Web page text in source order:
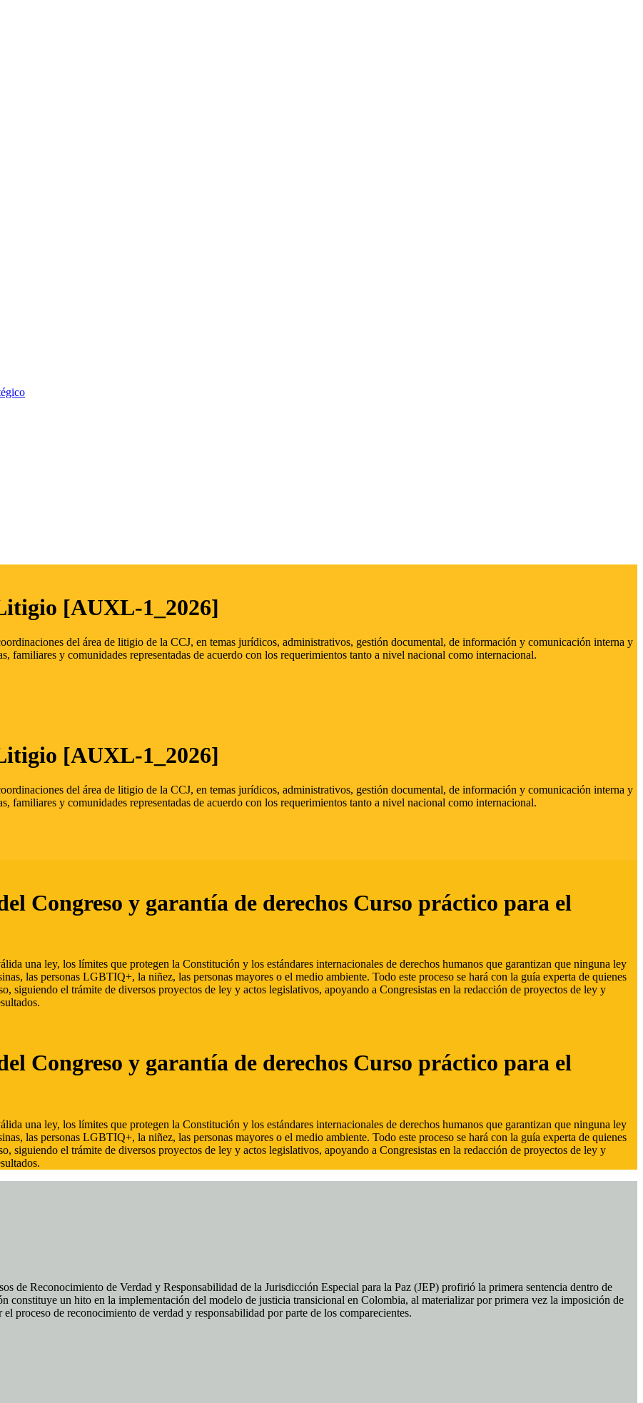
[AUXL-1_2026]
del área de litigio de la CCJ, en temas jurídicos, administrativos, gestión documental, de información y comunicación interna y
familiares y comunidades representadas de acuerdo con los requerimientos tanto a nivel nacional como internacional.
[AUXL-1_2026]
del área de litigio de la CCJ, en temas jurídicos, administrativos, gestión documental, de información y comunicación interna y
familiares y comunidades representadas de acuerdo con los requerimientos tanto a nivel nacional como internacional.
Congreso y garantía de derechos Curso práctico para el
una ley, los límites que protegen la Constitución y los estándares internacionales de derechos humanos que garantizan que ninguna ley
las personas LGBTIQ+, la niñez, las personas mayores o el medio ambiente. Todo este proceso se hará con la guía experta de quienes
siguiendo el trámite de diversos proyectos de ley y actos legislativos, apoyando a Congresistas en la redacción de proyectos de ley y
Congreso y garantía de derechos Curso práctico para el
una ley, los límites que protegen la Constitución y los estándares internacionales de derechos humanos que garantizan que ninguna ley
las personas LGBTIQ+, la niñez, las personas mayores o el medio ambiente. Todo este proceso se hará con la guía experta de quienes
siguiendo el trámite de diversos proyectos de ley y actos legislativos, apoyando a Congresistas en la redacción de proyectos de ley y
de Reconocimiento de Verdad y Responsabilidad de la Jurisdicción Especial para la Paz (JEP) profirió la primera sentencia dentro de
constituye un hito en la implementación del modelo de justicia transicional en Colombia, al materializar por primera vez la imposición de
proceso de reconocimiento de verdad y responsabilidad por parte de los comparecientes.